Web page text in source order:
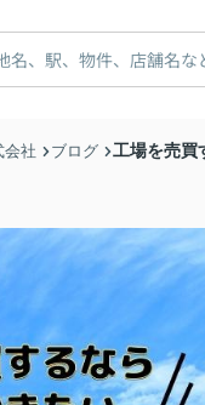
会社 ブログ 工場を売買